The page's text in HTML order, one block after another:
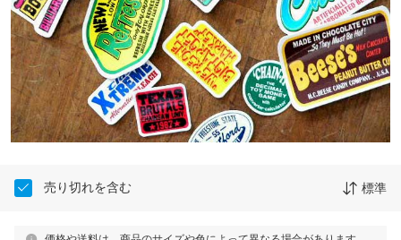
売り切れを含む 標準